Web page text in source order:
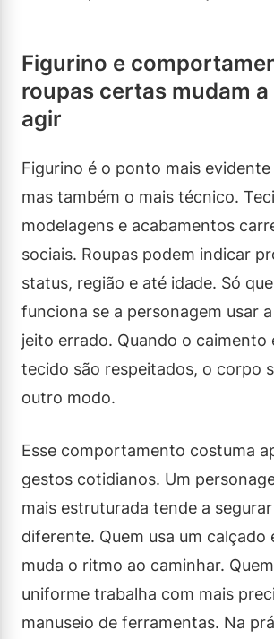
Figurino e
roupas certas mudam
agir
Figurino é o ponto mais evidente
mas também o mais técnico.
modelagens e acabamentos
sociais. Roupas podem indicar
status, região e até idade. Só
funciona se a personagem usar
jeito errado. Quando o caimento
tecido são respeitados, o corpo
outro modo.
Esse comportamento costuma
gestos cotidianos. Um
mais estruturada tende a
diferente. Quem usa um calçado
muda o ritmo ao caminhar.
uniforme trabalha com mais
manuseio de ferramentas. Na